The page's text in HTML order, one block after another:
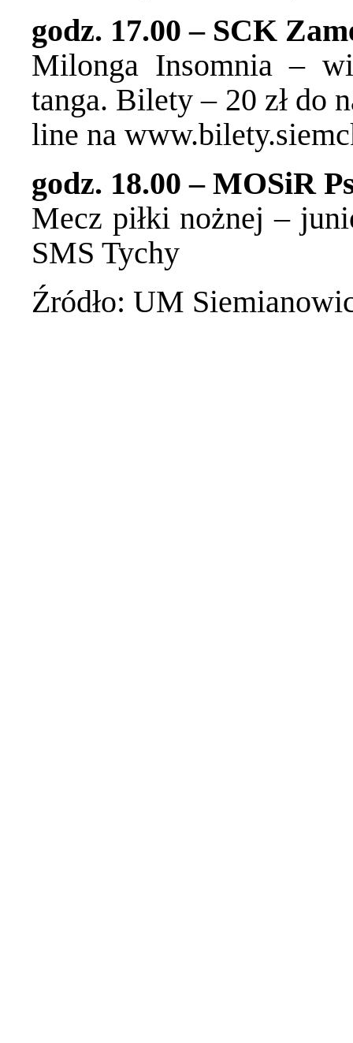
godz. 17.00 – SCK
Milonga Insomnia –
tanga. Bilety – 20 zł do
line na
godz. 18.00 – MOSiR
Mecz piłki nożnej –
SMS Tychy
Źródło: UM